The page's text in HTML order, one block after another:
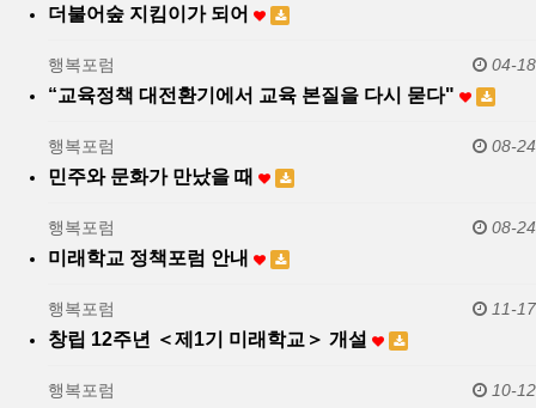
더불어숲 지킴이가 되어
행복포럼 04-18
“교육정책 대전환기에서 교육 본질을 다시 묻다"
행복포럼 08-24
민주와 문화가 만났을 때
행복포럼 08-24
미래학교 정책포럼 안내
행복포럼 11-17
창립 12주년 ＜제1기 미래학교＞ 개설
행복포럼 10-12